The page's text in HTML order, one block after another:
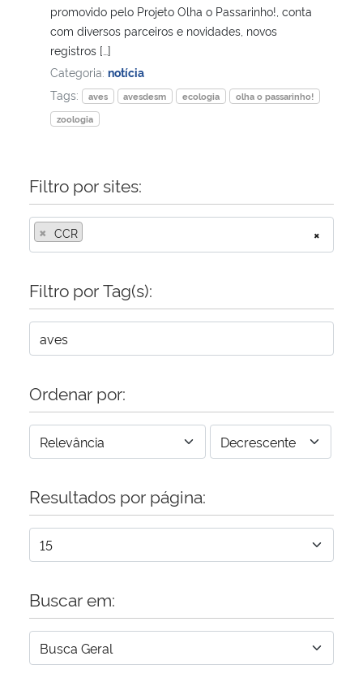
promovido pelo Projeto Olha o Passarinho!, conta
com diversos parceiros e novidades, novos
registros […]
Categoria: notícia
Tags:
aves avesdesm ecologia
olha o passarinho!
zoologia
Filtro por sites:
×
× CCR
Filtro por Tag(s):
Ordenar por:
Resultados por página:
Buscar em: